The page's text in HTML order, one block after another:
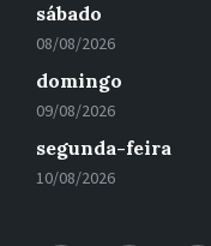
sábado
08/08/2026
domingo
09/08/2026
segunda-feira
10/08/2026